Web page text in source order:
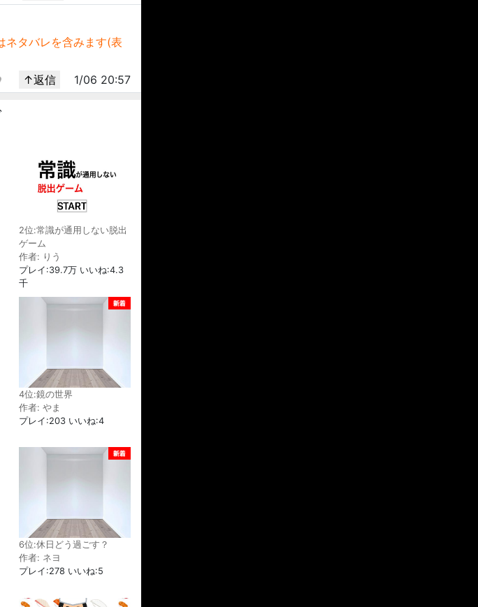
ネタバレを含みます(表
↑返信
1/06 20:57
2位:常識が通用しない脱出
ゲーム
作者: りう
プレイ:39.7万 いいね:4.3
千
4位:鏡の世界
作者: やま
プレイ:203 いいね:4
6位:休日どう過ごす？
作者: ネヨ
プレイ:278 いいね:5